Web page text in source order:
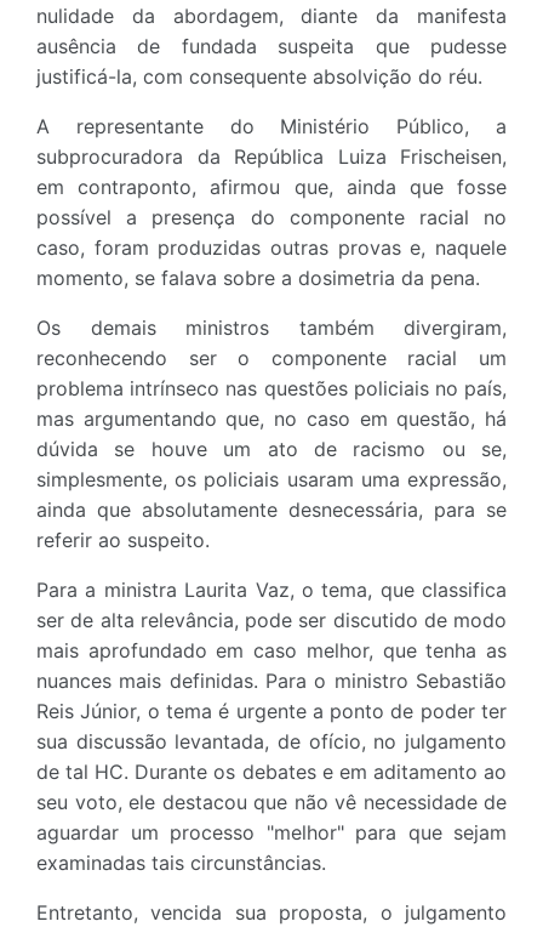
nulidade da abordagem, diante da manifesta
ausência de fundada suspeita que pudesse
justificá-la, com consequente absolvição do réu.
A representante do Ministério Público, a
subprocuradora da República Luiza Frischeisen,
em contraponto, afirmou que, ainda que fosse
possível a presença do componente racial no
caso, foram produzidas outras provas e, naquele
momento, se falava sobre a dosimetria da pena.
Os demais ministros também divergiram,
reconhecendo ser o componente racial um
problema intrínseco nas questões policiais no país,
mas argumentando que, no caso em questão, há
dúvida se houve um ato de racismo ou se,
simplesmente, os policiais usaram uma expressão,
ainda que absolutamente desnecessária, para se
referir ao suspeito.
Para a ministra Laurita Vaz, o tema, que classifica
ser de alta relevância, pode ser discutido de modo
mais aprofundado em caso melhor, que tenha as
nuances mais definidas. Para o ministro Sebastião
Reis Júnior, o tema é urgente a ponto de poder ter
sua discussão levantada, de ofício, no julgamento
de tal HC. Durante os debates e em aditamento ao
seu voto, ele destacou que não vê necessidade de
aguardar um processo "melhor" para que sejam
examinadas tais circunstâncias.
Entretanto, vencida sua proposta, o julgamento